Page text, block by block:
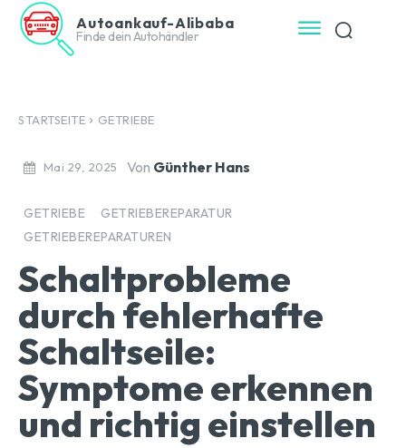
Autoankauf-Alibaba
Finde dein Autohändler
STARTSEITE GETRIEBE
Mai 29, 2025 Von Günther Hans
GETRIEBE
GETRIEBEREPARATUR
GETRIEBEREPARATUREN
Schaltprobleme
durch fehlerhafte
Schaltseile:
Symptome erkennen
und richtig einstellen